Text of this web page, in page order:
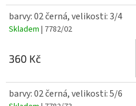
barvy: 02 černá, velikosti: 3/4
Skladem | 7782/02
360 Kč
barvy: 02 černá, velikosti: 5/6